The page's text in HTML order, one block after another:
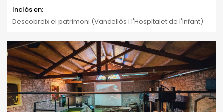
Inclòs en:
Descobreix el patrimoni (Vandellòs i l'Hospitalet de l'Infant)